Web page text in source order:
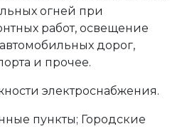
огней при
работ, освещение
дорог,
и прочее.
электроснабжения.
пункты; Городские